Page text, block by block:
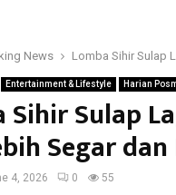
News Lomba Sihir Sulap
Entertainment & Lifestyle Harian
Sihir Sulap
Segar
4, 2026 0 55